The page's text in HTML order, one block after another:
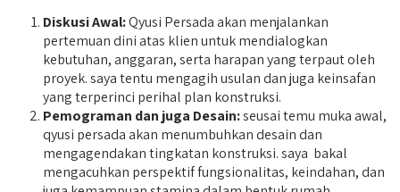
Diskusi Awal:Qyusi Persada akan menjalankan
pertemuan dini atas klien untuk mendialogkan
kebutuhan, anggaran, serta harapan yang terpaut oleh
proyek. saya tentu mengagih usulan dan juga keinsafan
yang terperinci perihal plan konstruksi.
Pemograman dan juga Desain:seusai temu muka awal,
qyusi persada akan menumbuhkan desain dan
mengagendakan tingkatan konstruksi. saya bakal
mengacuhkan perspektif fungsionalitas, keindahan, dan